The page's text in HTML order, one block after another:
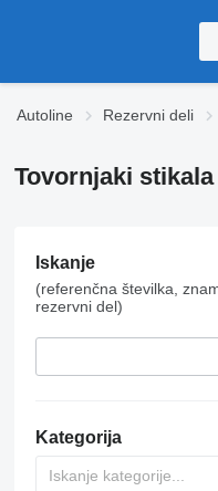
Autoline Rezervni deli
Tovornjaki
Iskanje
(referenčna številka,
rezervni del)
Kategorija